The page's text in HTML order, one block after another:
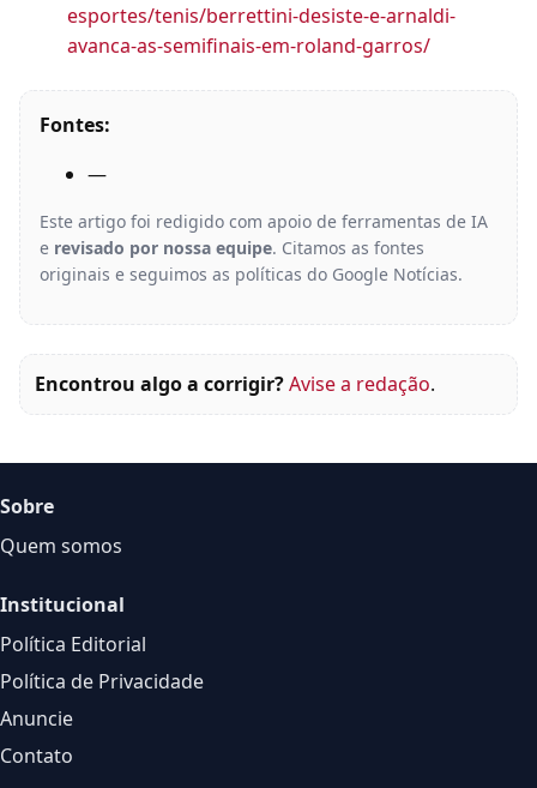
esportes/tenis/berrettini-desiste-e-arnaldi-
avanca-as-semifinais-em-roland-garros/
Fontes:
—
Este artigo foi redigido com apoio de ferramentas de IA
e revisado por nossa equipe. Citamos as fontes
originais e seguimos as políticas do Google Notícias.
Encontrou algo a corrigir?Avise a redação.
Sobre
Quem somos
Institucional
Política Editorial
Política de Privacidade
Anuncie
Contato